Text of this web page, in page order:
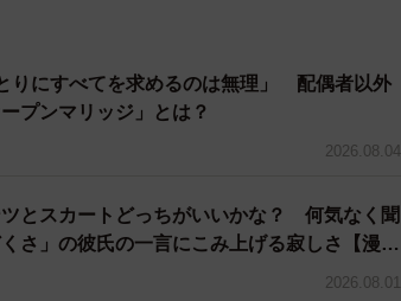
ちで待ち構えていた夫。目の前のテーブルに
れていた。実はコレ、夫が「元カレ 忘れ
番に出てきた方法の材料だったのだ。
立てに、「こんな見た目なのにかわいい！」
ンした。
いる」と妻は大ノロケ。毎朝4時半に起きて、
らには毎日3時間、1カ月弱もかけて完成させ
りにすべてを求めるのは無理」 配偶者以外
プンマリッジ」とは？
2026.08.04
とスカートどっちがいいかな？ 何気なく聞
」の彼氏の一言にこみ上げる寂しさ【漫
2026.08.01